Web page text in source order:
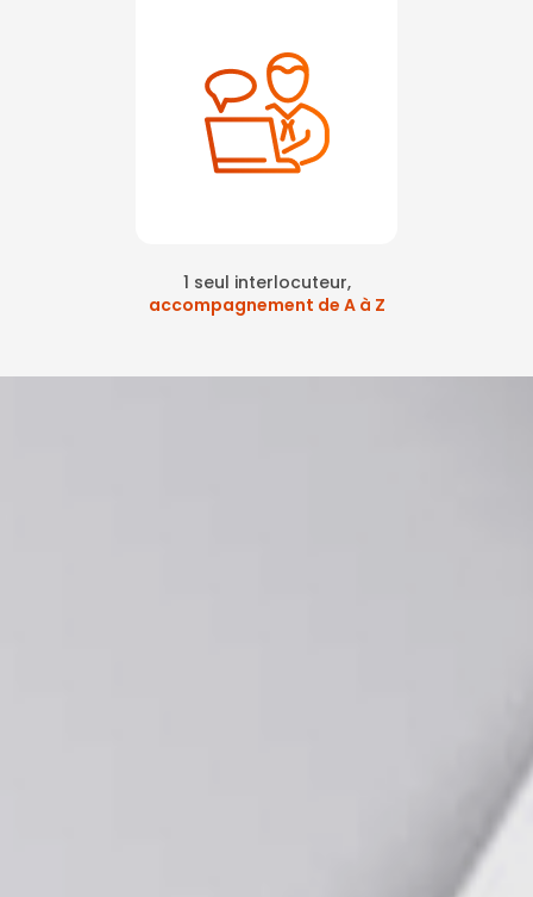
1 seul interlocuteur,
accompagnement de A à Z